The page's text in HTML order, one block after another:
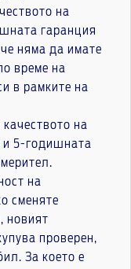
на
гаранция
няма да имате
време на
в рамките на
на
и 5-годишната
на
сменяте
новият
проверен,
За което е